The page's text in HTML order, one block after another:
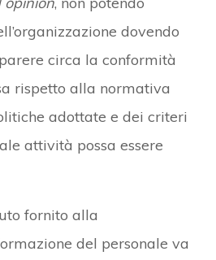
dovendo
circa la conformità
rispetto alla normativa
adottate e dei criteri
attività possa essere
fornito alla
del personale va